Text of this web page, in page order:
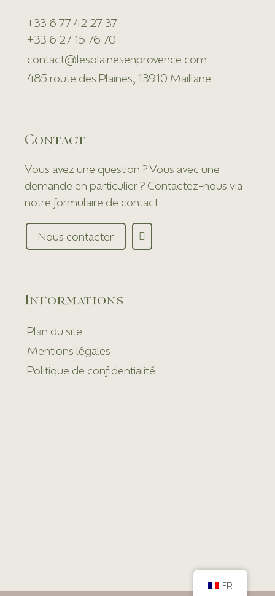
Informations
Plan du site
Mentions légales
Politique de confidentialité
+33 6 77 42 27 37
+33 6 27 15 76 70
contact@lesplainesenprovence.com
485 route des Plaines, 13910 Maillane
Contact
Vous avez une question ? Vous avec une
demande en particulier ? Contactez-nous via
notre formulaire de contact.
Nous contacter
FR